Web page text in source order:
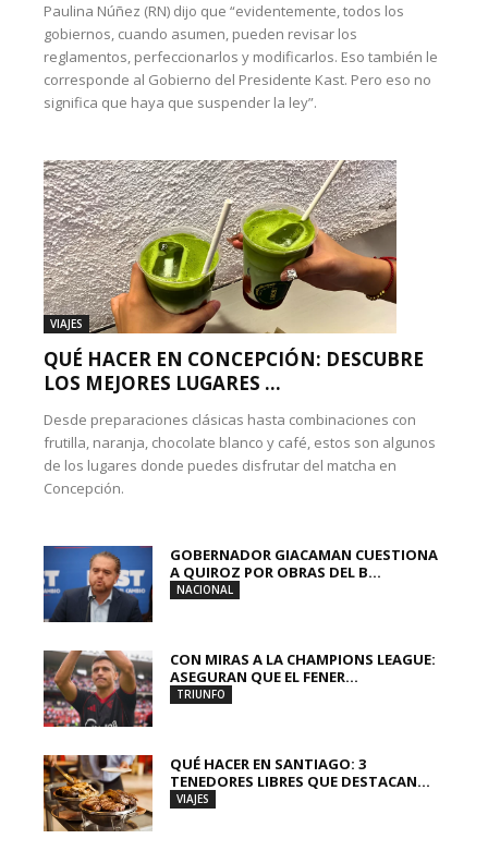
Paulina Núñez (RN) dijo que “evidentemente, todos los
gobiernos, cuando asumen, pueden revisar los
reglamentos, perfeccionarlos y modificarlos. Eso también le
corresponde al Gobierno del Presidente Kast. Pero eso no
significa que haya que suspender la ley”.
VIAJES
QUÉ HACER EN CONCEPCIÓN: DESCUBRE
LOS MEJORES LUGARES ...
Desde preparaciones clásicas hasta combinaciones con
frutilla, naranja, chocolate blanco y café, estos son algunos
de los lugares donde puedes disfrutar del matcha en
Concepción.
GOBERNADOR GIACAMAN CUESTIONA
A QUIROZ POR OBRAS DEL B...
NACIONAL
CON MIRAS A LA CHAMPIONS LEAGUE:
ASEGURAN QUE EL FENER...
TRIUNFO
QUÉ HACER EN SANTIAGO: 3
TENEDORES LIBRES QUE DESTACAN...
VIAJES